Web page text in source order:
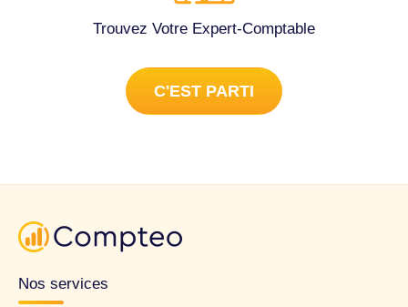
Trouvez Votre Expert-Comptable
C'EST PARTI
Nos services